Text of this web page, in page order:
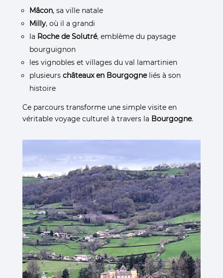
Mâcon, sa ville natale
Milly, où il a grandi
la Roche de Solutré, emblème du paysage
bourguignon
les vignobles et villages du val lamartinien
plusieurs châteaux en Bourgogneliés à son
histoire
Ce parcours transforme une simple visite en
véritable voyage culturel à travers la Bourgogne.